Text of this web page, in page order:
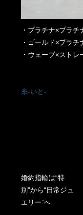
・プラチナ×プラ
・ゴールド×プラ
・ウェーブ×スト
糸-いと-
婚約指輪は“特
別”から“日常ジュ
エリー”へ